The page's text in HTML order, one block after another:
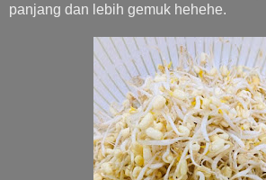
panjang dan lebih gemuk hehehe.